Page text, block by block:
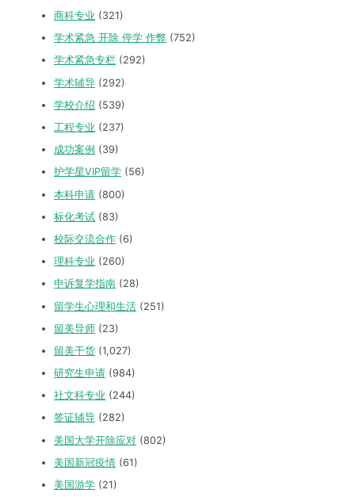
商科专业 (321)
学术紧急 开除 停学 作弊 (752)
学术紧急专栏 (292)
学术辅导 (292)
学校介绍 (539)
工程专业 (237)
成功案例 (39)
护学星VIP留学 (56)
本科申请 (800)
标化考试 (83)
校际交流合作 (6)
理科专业 (260)
申诉复学指南 (28)
留学生心理和生活 (251)
留美导师 (23)
留美干货 (1,027)
研究生申请 (984)
社文科专业 (244)
签证辅导 (282)
美国大学开除应对 (802)
美国新冠疫情 (61)
美国游学 (21)